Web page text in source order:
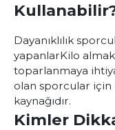
Dayanıklılık
yapanlarKilo
toparlanmaya
olan sporcular
kaynağıdır.
Kimler